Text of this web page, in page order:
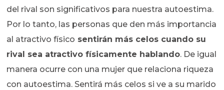
del rival son significativos para nuestra autoestima.
Por lo tanto, las personas que den más importancia
al atractivo físico sentirán más celos cuando su
rival sea atractivo físicamente hablando. De igual
manera ocurre con una mujer que relaciona riqueza
con autoestima. Sentirá más celos si ve a su marido